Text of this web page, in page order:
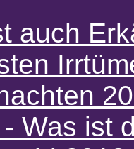
auch
Was ist